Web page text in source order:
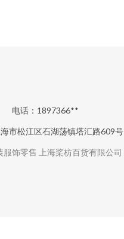
电话：1897366**
市松江区石湖荡镇塔汇路609号
服饰零售 上海桨枋百货有限公司